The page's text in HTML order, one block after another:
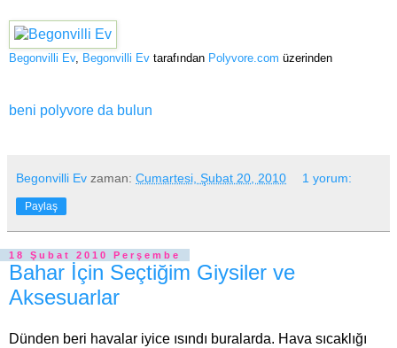
Begonvilli Ev, Begonvilli Ev tarafından Polyvore.com üzerinden
beni polyvore da bulun
Begonvilli Ev zaman: Cumartesi, Şubat 20, 2010 1 yorum:
Paylaş
18 Şubat 2010 Perşembe
Bahar İçin Seçtiğim Giysiler ve
Aksesuarlar
Dünden beri havalar iyice ısındı buralarda. Hava sıcaklığı